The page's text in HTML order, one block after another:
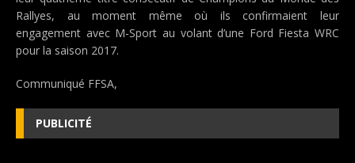
Rallyes, au moment même où ils confirmaient leur
engagement avec M-Sport au volant d’une Ford Fiesta WRC
pour la saison 2017.
Communiqué FFSA,
PUBLICITÉ